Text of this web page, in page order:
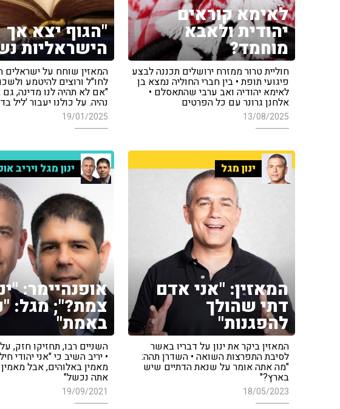
לאימא קוראים
יהודית ולאבא
מוחמד?
חוליית טרור ממזרח ירושלים תכננה לבצע
פיגועי תופת • בין חברי החוליה נמצא בן
לאימא יהודיה ואב ערבי שהתאסלם •
אלחנן גרונר עם כל הפרטים
13/08/2025
"הגוף יצא אך
הישראליות
המאזין שוחח על ישראלים
לחו"ל ורוצים להיטמע
"אם לא תהיה לנו מדינה, גם
נהיה. על כולנו יעבור 'ליל
19/01/2025
ינון מגל
המאזין: "אני אדם
דתי שהולך
להפגנות"
המאזין ביקר את ינון על דבריו באשר
לסיבת התפרצות השואה • השדרן תהה:
"מה אתה אומר על שנאת הדתיים שיש
בארץ?"
18/05/2023
ינון מגל ויריב
אופנהיימר:
צמת?"; מגל:
באמת"
השניים רבו, תחזיקו חזק, על
• יריב השיב כי "אני יהודי
מאמין באלוהים, אבל
אתה נכשל"
19/09/2021